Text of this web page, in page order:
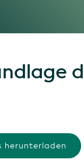
herunterladen